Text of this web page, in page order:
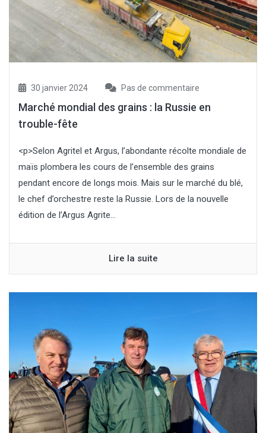
30 janvier 2024 Pas de commentaire
Marché mondial des grains : la Russie en
trouble-fête
<p>Selon Agritel et Argus, l’abondante récolte mondiale de
maïs plombera les cours de l’ensemble des grains
pendant encore de longs mois. Mais sur le marché du blé,
le chef d’orchestre reste la Russie. Lors de la nouvelle
édition de l’Argus Agrite...
Lire la suite